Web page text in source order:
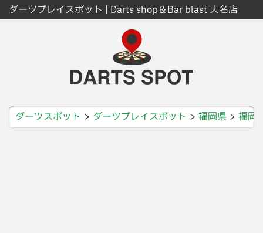
ダーツプレイスポット | Darts shop＆Bar blast 大名店
ダーツスポット ダーツプレイスポット 福岡県 福岡